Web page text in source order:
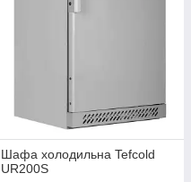
Шафа холодильна Tefcold
UR200S